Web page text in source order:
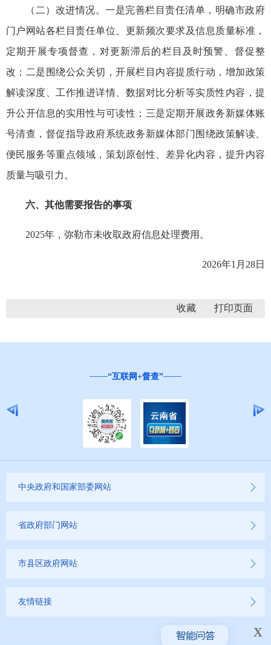
（二）改进情况。一是完善栏目责任清单，明确市政府
门户网站各栏目责任单位、更新频次要求及信息质量标准，
定期开展专项督查，对更新滞后的栏目及时预警、督促整
改；二是围绕公众关切，开展栏目内容提质行动，增加政策
解读深度、工作推进详情、数据对比分析等实质性内容，提
升公开信息的实用性与可读性；三是定期开展政务新媒体账
号清查，督促指导政府系统政务新媒体部门围绕政策解读、
便民服务等重点领域，策划原创性、差异化内容，提升内容
质量与吸引力。
六、其他需要报告的事项
2025年，弥勒市未收取政府信息处理费用。
2026年1月28日
收藏
“互联网+督查”
中央政府和国家部委网站
省政府部门网站
市县区政府网站
友情链接
x